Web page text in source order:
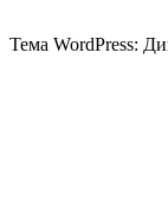
Тема WordPress: